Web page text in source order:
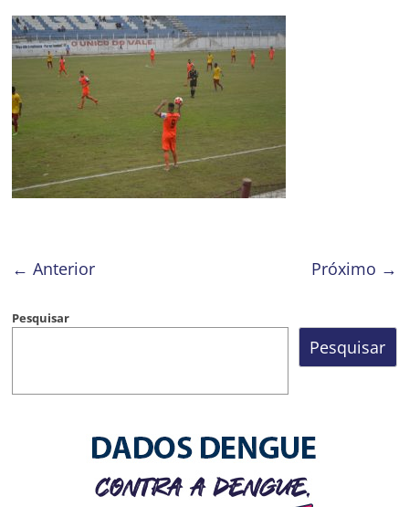
Estância
Turística
Guaratinguetá
← Anterior Próximo →
Pesquisar
Pesquisar